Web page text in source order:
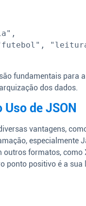
fundamentais para
dos dados.
de JSON
vantagens,
especialmente
formatos, como
ponto positivo é a